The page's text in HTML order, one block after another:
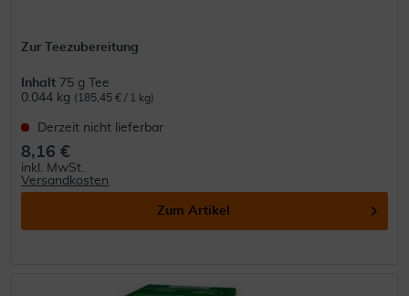
Zur Teezubereitung
Inhalt 75 g Tee
0.044 kg (185,45 € / 1 kg)
Derzeit nicht lieferbar
8,16 €
inkl. MwSt.
Versandkosten
Zum Artikel